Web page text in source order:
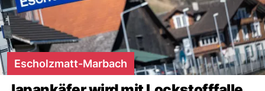
Escholzmatt-Marbach